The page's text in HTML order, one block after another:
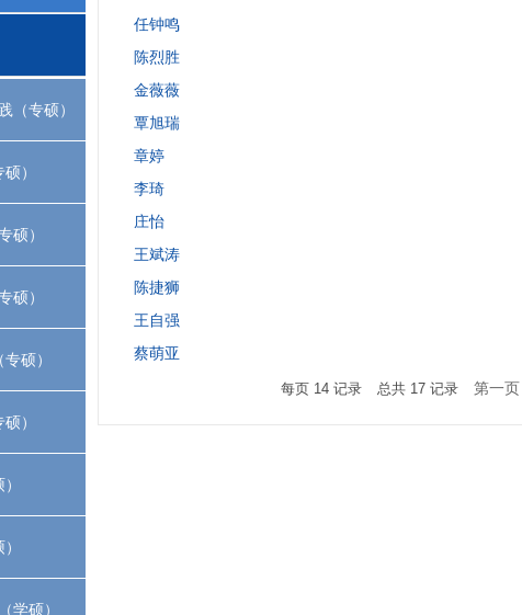
（专硕）
）
硕）
硕）
硕）
）
学硕）
任钟鸣
陈烈胜
金薇薇
覃旭瑞
章婷
李琦
庄怡
王斌涛
陈捷狮
王自强
蔡萌亚
每页 14 记录 总共 17 记录 第一页